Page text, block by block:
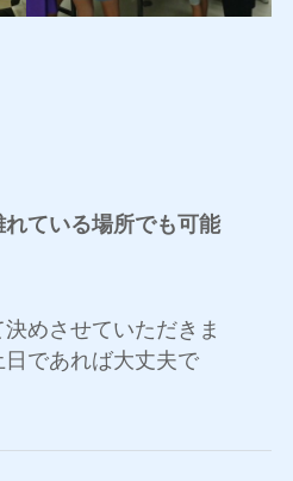
ている場所でも可能
めさせていただきま
であれば大丈夫で